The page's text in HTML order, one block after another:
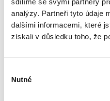
sdílíme se svými partnery
analýzy. Partneři tyto údaje
dalšími informacemi, které
získali v důsledku toho, že
souhlasu
Nutné